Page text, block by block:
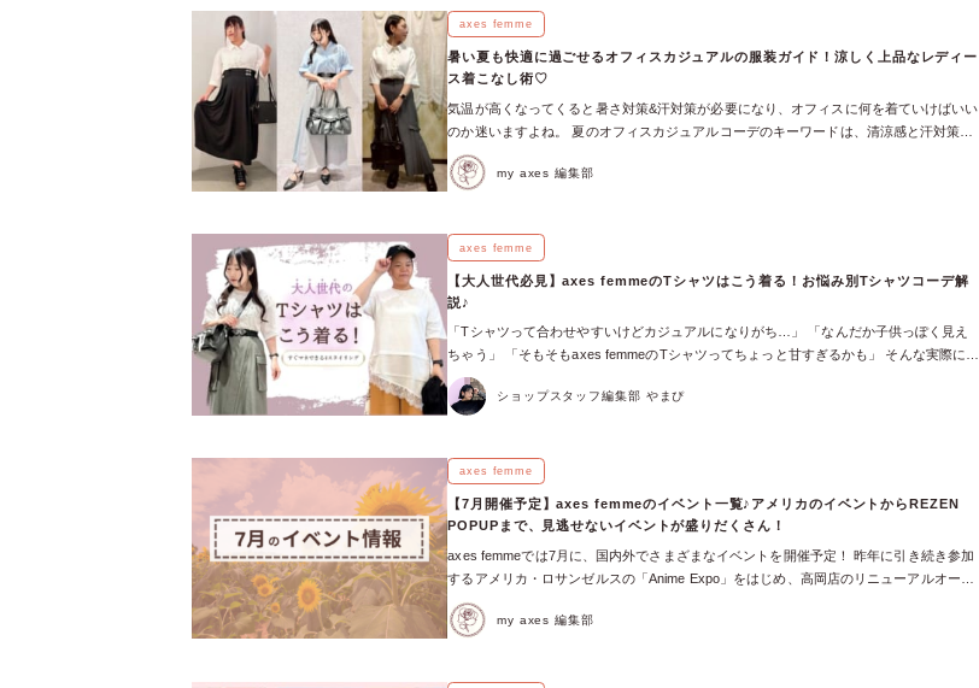
今回の開催を経て新たな目標ができたとのこと♡ ひー様が思い描いているのは、お買い
物とランウェイが自然にリンクする、プチYour Stage.ならではの体験です◎ これからど
んな新しいプチYour Stage.が生まれていくのか、ますます目が離せません♡ 次回のプチ
Your Stage.もお楽しみに♬ 悪天候のなかでも、たくさんのお客様の笑顔に包まれた浜松
市野店のプチYour Stage.。 お店でのお買い物が、お気に入りのお洋服をまとってランウ
ェイを歩く体験へ、そして新しい一歩を踏み出すきっかけへとつながる。 これからも
回、お近くの店舗で開催される際には、ぜひ気軽に参加してみてくださいね♡ ＼＼ axes
femmeの最新情報はこちらよりチェック […]
他店舗に行くこともあるようなので、くるみちゃんのインスタグラムで出勤状況などチ
ェックしてみてくださいね♪
か？ シンプルな夏コーデだからこそ、少し物足りなく見えてしまうこともありますよ
にレースタンクトップを仕込んでみて♡ 首元から覗くレースで顔まわりがパッと明るく
なり、コーデ全体が上品な印象に。 アクセサリーとはひと味違う、さりげない華やかさ
をプラスしてくれるので、いつもの着こなしを手軽にアップデートできます◎ ＼＼ カッ
プ付きが好きなあなたにおすすめ ／／ ＼＼ カップなし派のあなたにはこちら ／／ お悩
みNo.2 いつものワンピの印象を変えたい！ 一枚でコーデが完成するワンピースは、夏
の頼れるアイテム♡ その反面、気づけば同じ組み合わせばかり…なんてことも！ 【解決
スがいつもとは違った表情に◎ いつもとちょっと違うアクセントで、夏のオシャレを格
上げしてみて♪ ＼＼ カップ付きが好きなあなたにおすすめ ／／ ＼＼ カップなし派のあ
なたにはこちら ／／ お悩みNo.3 肌見せは苦手。でも抜け感は欲しい！ 紫外線も気に
ありませんか？ 【解決方法！】 タンクトップをコーデの主役に タンクトップはインナ
ーだけでなく、そのままコーデの主役にしてもOK！ シアー素材のカーディガンやジャケ
ットを羽織れば、夏らしい軽やかな印象に♬ 露出を抑えながらも、涼しげな着こなしを
演出できます♡ さらに、ロングタンクトップなら、お手持ちのトップスと合わせるだけ
＼＼ カップなし派のあなたにはこちら ／／ この夏、頼れる一枚をワードローブに♡ 一
枚あると、首元に華やかさをプラスしたり、いつものワンピースの印象を変えたり、さ
まざまな着こなしを楽しめるaxes femmeのレースタンクトップ♡ ぜひお気に入りの一枚
を見つけて、夏のコーデに取り入れてみてくださいね♬ 今回ご紹介したアイテムをまと
めてチェック！
axes femme
暑い夏も快適に過ごせるオフィスカジュアルの服装ガイド！涼しく上品なレディー
ス着こなし術♡
気温が高くなってくると暑さ対策&汗対策が必要になり、オフィスに何を着ていけばいい
のか迷いますよね。 夏のオフィスカジュアルコーデのキーワードは、清涼感と汗対策！
ビジネスシーンに適した品格を保ちつつも、過ごしやすい快適な服装を目指しましょ
う。 今回は暑さ対策もバッチリな、夏のオフィスカジュアルコーデに使えるレディース
します♪ 露出度は控えめで通気性の良い薄い生地を選ぶ 夏のオフィスカジュアルコーデ
ることも大事ですが、実は同じ生地でも織り方や編み方によって通気性の高さは変わり
ます。いくら通気性の良い素材を使っても、密度が高ければ風を通しません。 吸汗速乾
機能のあるシャツを着用したり、吸汗速乾タンクトップを下に仕込んだりすると、夏で
も快適です♪ オフィスで使用するため、露出度の高いアイテムや、シースルー素材は避
けましょう。 夏らしい涼しげカラーで季節感を取り入れる オフィスカジュアルの基本は
ベーシックカラーです。そこにちょっとしたアクセントとして、サックスブルーなど清
ん、ベージュ、ライトグレーあたりもおすすめです。 シューズも落ち着きのあるものを
選ぶ 無地かつシンプルな形の、ベーシックなシューズを選びましょう♪ 社風にもよりま
すが、夏にベーシックカラーの落ち着いた雰囲気のスニーカーを履くのをOKとしている
ズを選びましょう。 スニーカーが難しい場合は、パンプスやローファーを合わせます。
吸汗速乾などの機能があるアイテムを選ぶ 夏場は汗対策も必要です。吸汗速乾機能のあ
るシャツを着用したり、タンクトップを下に仕込むことでベタつきを軽減できます。 数
枚購入しておき、ローテーションで使うのがおすすめです。 冷房対策の羽織り物は薄手
は冷房がガンガン効いていて寒さを感じるかもしれません。 そのときのために、薄手の
my axes 編集部
axes femme
【大人世代必見】axes femmeのTシャツはこう着る！お悩み別Tシャツコーデ解
説♪
「Tシャツって合わせやすいけどカジュアルになりがち…」 「なんだか子供っぽく見え
ちゃう」 「そもそもaxes femmeのTシャツってちょっと甘すぎるかも」 そんな実際にイ
オンモール福岡店で耳にしたお悩みを、30代大人世代の≪ やまぴ ≫がお悩み別に解説し
ます！ ▶︎甘さ控えめ大人ミリタリー ▶︎定番の「Tシャツ×デニム」をレディに着こなす
かせないTシャツは、ディテールや合わせ方ひとつで印象はガラリと変わります。 お気
ショップスタッフ編集部 やまぴ
axes femme
【7月開催予定】axes femmeのイベント一覧♪アメリカのイベントからREZEN
POPUPまで、見逃せないイベントが盛りだくさん！
axes femmeでは7月に、国内外でさまざまなイベントを開催予定！ 昨年に引き続き参加
するアメリカ・ロサンゼルスの「Anime Expo」をはじめ、高岡店のリニューアルオープ
ン、REZENのPOPUP、mobilityなど、今月も見逃せない予定が盛りだくさんです♡ お近
くで開催されるイベントはもちろん、海を越えて広がるaxes femmeの輪にも、ぜひ一緒
my axes 編集部